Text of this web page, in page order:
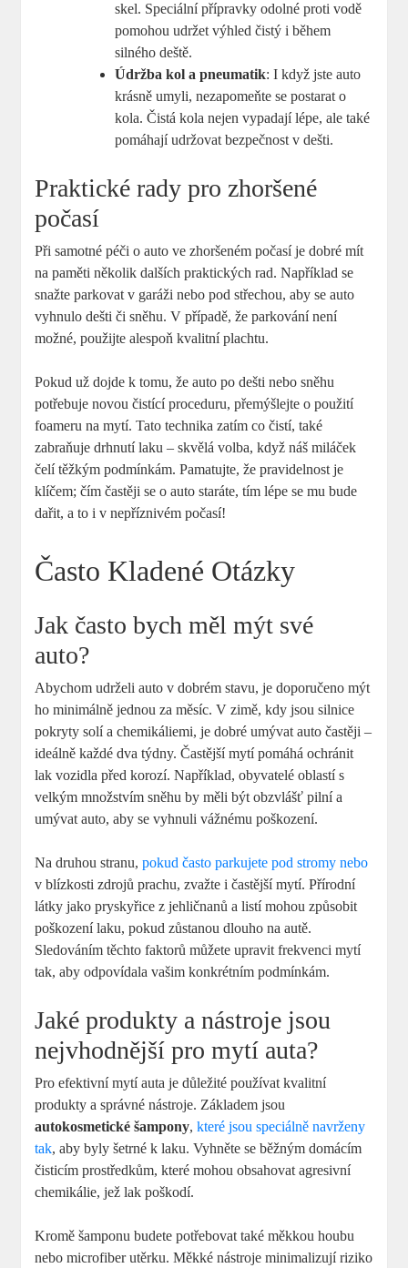
skel. Speciální přípravky odolné proti vodě
pomohou udržet výhled čistý i během
silného deště.
Údržba kol a pneumatik: I když jste auto
krásně umyli, nezapomeňte se postarat o
kola. Čistá kola nejen vypadají lépe, ale také
pomáhají udržovat bezpečnost v dešti.
Praktické rady pro zhoršené
počasí
Při samotné péči o auto ve zhoršeném počasí je dobré mít
na paměti několik dalších praktických rad. Například se
snažte parkovat v garáži nebo pod střechou, aby se auto
vyhnulo dešti či sněhu. V případě, že parkování není
možné, použijte alespoň kvalitní plachtu.
Pokud už dojde k tomu, že auto po dešti nebo sněhu
potřebuje novou čistící proceduru, přemýšlejte o použití
foameru na mytí. Tato technika zatím co čistí, také
zabraňuje drhnutí laku – skvělá volba, když náš miláček
čelí těžkým podmínkám. Pamatujte, že pravidelnost je
klíčem; čím častěji se o auto staráte, tím lépe se mu bude
dařit, a to i v nepříznivém počasí!
Často Kladené Otázky
Jak často bych měl mýt své
auto?
Abychom udrželi auto v dobrém stavu, je doporučeno mýt
ho minimálně jednou za měsíc. V zimě, kdy jsou silnice
pokryty solí a chemikáliemi, je dobré umývat auto častěji –
ideálně každé dva týdny. Častější mytí pomáhá ochránit
lak vozidla před korozí. Například, obyvatelé oblastí s
velkým množstvím sněhu by měli být obzvlášť pilní a
umývat auto, aby se vyhnuli vážnému poškození.
Na druhou stranu,pokud často parkujete pod stromy nebo
v blízkosti zdrojů prachu, zvažte i častější mytí. Přírodní
látky jako pryskyřice z jehličnanů a listí mohou způsobit
poškození laku, pokud zůstanou dlouho na autě.
Sledováním těchto faktorů můžete upravit frekvenci mytí
tak, aby odpovídala vašim konkrétním podmínkám.
Jaké produkty a nástroje jsou
nejvhodnější pro mytí auta?
Pro efektivní mytí auta je důležité používat kvalitní
produkty a správné nástroje. Základem jsou
autokosmetické šampony,které jsou speciálně navrženy
tak, aby byly šetrné k laku. Vyhněte se běžným domácím
čisticím prostředkům, které mohou obsahovat agresivní
chemikálie, jež lak poškodí.
Kromě šamponu budete potřebovat také měkkou houbu
nebo microfiber utěrku. Měkké nástroje minimalizují riziko